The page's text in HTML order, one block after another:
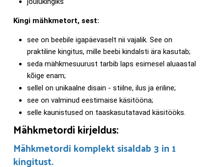
Kingi mähkmetort, sest:
see on beebile igapäevaselt nii vajalik. See on
praktiline kingitus, mille beebi kindalsti ära kasutab;
seda mähkmesuurust tarbib laps esimesel aluaastal
kõige enam;
sellel on unikaalne disain - stiilne, ilus ja eriline;
see on valminud eestimaise käsitööna;
selle kaunistused on taaskasutatavad käsitööks.
Mähkmetordi kirjeldus:
Mähkmetordi komplekt sisaldab 3 in 1
kingitust.